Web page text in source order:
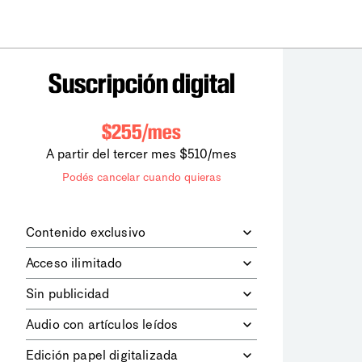
Suscripción digital
$255/mes
A partir del tercer mes $510/mes
Podés cancelar cuando quieras
Contenido exclusivo
digitales dela diaria
los contenidos de Le Monde
diplomatique.
Acceso ilimitado
contenidos.
Sin publicidad
publicitarios.
Audio con artículos leídos
Edición papel digitalizada